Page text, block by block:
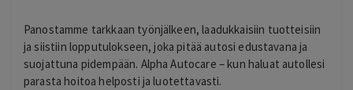
Panostamme tarkkaan työnjälkeen, laadukkaisiin tuotteisiin
ja siistiin lopputulokseen, joka pitää autosi edustavana ja
suojattuna pidempään. Alpha Autocare – kun haluat autollesi
parasta hoitoa helposti ja luotettavasti.